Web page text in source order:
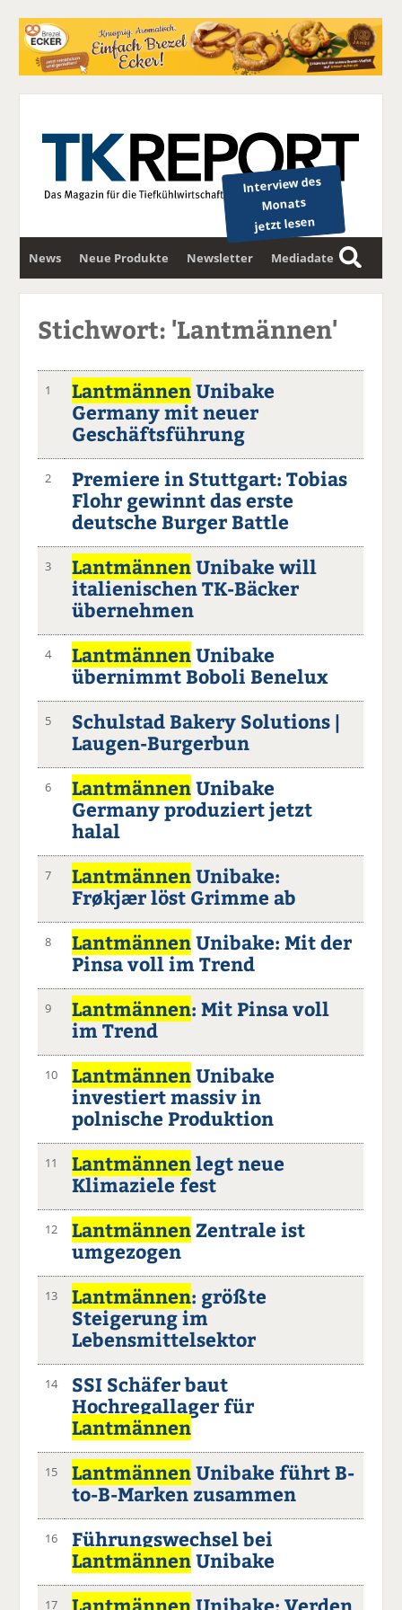
Interview des
Monats
jetzt lesen
News Neue Produkte Newsletter Mediadaten
S
u
c
Stichwort: 'Lantmännen'
1 LantmännenUnibake
Germany mit neuer
Geschäftsführung
2
Premiere in Stuttgart: Tobias
Flohr gewinnt das erste
deutsche Burger Battle
3 LantmännenUnibake will
italienischen TK-Bäcker
übernehmen
4 LantmännenUnibake
übernimmt Boboli Benelux
5
Schulstad Bakery Solutions |
Laugen-Burgerbun
6 LantmännenUnibake
Germany produziert jetzt
halal
7 LantmännenUnibake:
Frøkjær löst Grimme ab
8 LantmännenUnibake: Mit der
Pinsa voll im Trend
9 Lantmännen: Mit Pinsa voll
im Trend
10 LantmännenUnibake
investiert massiv in
polnische Produktion
11 Lantmännenlegt neue
Klimaziele fest
12 LantmännenZentrale ist
umgezogen
13 Lantmännen: größte
Steigerung im
Lebensmittelsektor
14
SSI Schäfer baut
Hochregallager für
Lantmännen
15 LantmännenUnibake führt B-
to-B-Marken zusammen
16
Führungswechsel bei
LantmännenUnibake
17